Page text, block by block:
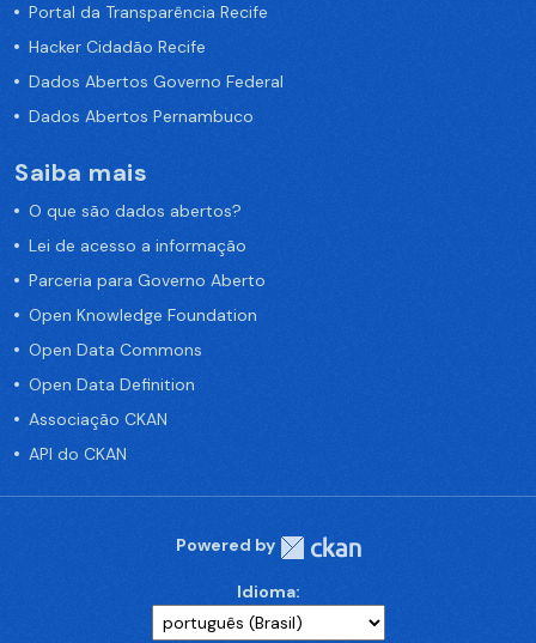
Portal da Transparência Recife
Hacker Cidadão Recife
Dados Abertos Governo Federal
Dados Abertos Pernambuco
Saiba mais
O que são dados abertos?
Lei de acesso a informação
Parceria para Governo Aberto
Open Knowledge Foundation
Open Data Commons
Open Data Definition
Associação CKAN
API do CKAN
Powered by
Idioma